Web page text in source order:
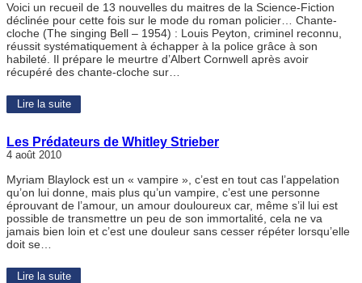
Voici un recueil de 13 nouvelles du maitres de la Science-Fiction
déclinée pour cette fois sur le mode du roman policier… Chante-
cloche (The singing Bell – 1954) : Louis Peyton, criminel reconnu,
réussit systématiquement à échapper à la police grâce à son
habileté. Il prépare le meurtre d’Albert Cornwell après avoir
récupéré des chante-cloche sur…
Lire la suite
Les Prédateurs de Whitley Strieber
4 août 2010
Myriam Blaylock est un « vampire », c’est en tout cas l’appelation
qu’on lui donne, mais plus qu’un vampire, c’est une personne
éprouvant de l’amour, un amour douloureux car, même s’il lui est
possible de transmettre un peu de son immortalité, cela ne va
jamais bien loin et c’est une douleur sans cesser répéter lorsqu’elle
doit se…
Lire la suite